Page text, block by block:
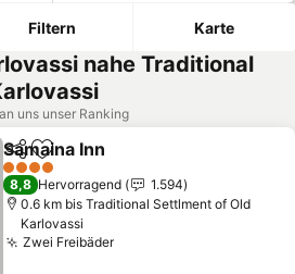
Filtern Karte
nahe Traditional
uns unser Ranking
TeilenZu Favoriten hinzufügen
Samaina Inn
4 Sterne
8,8 Hervorragend
1.594
0.6 km bis Traditional Settlment of Old
Karlovassi
Zwei Freibäder